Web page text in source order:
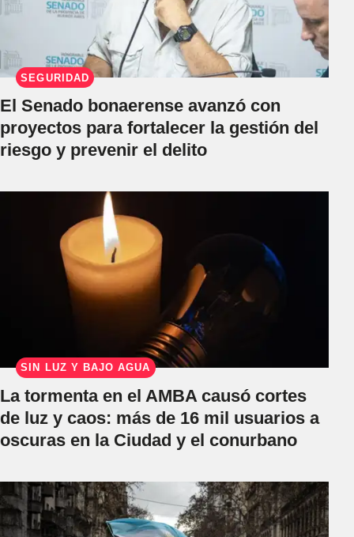
SEGURIDAD
El Senado bonaerense avanzó con
proyectos para fortalecer la gestión del
riesgo y prevenir el delito
SIN LUZ Y BAJO AGUA
La tormenta en el AMBA causó cortes
de luz y caos: más de 16 mil usuarios a
oscuras en la Ciudad y el conurbano